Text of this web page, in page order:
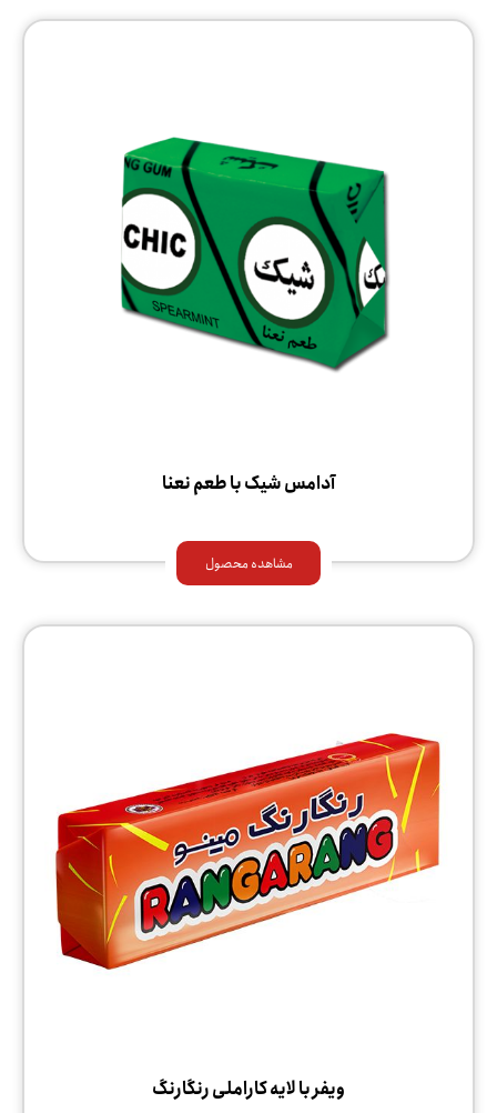
آدامس شیک با طعم نعنا
مشاهده محصول
ویفر با لایه کاراملی رنگارنگ